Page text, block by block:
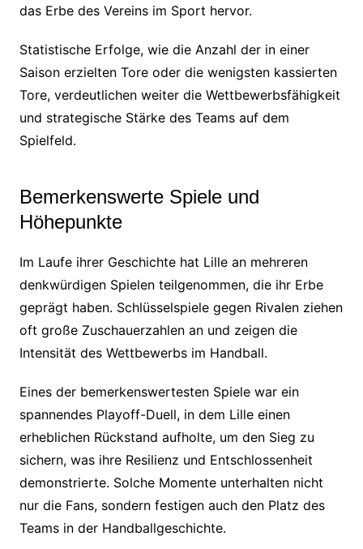
das Erbe des Vereins im Sport hervor.
Statistische Erfolge, wie die Anzahl der in einer
Saison erzielten Tore oder die wenigsten kassierten
Tore, verdeutlichen weiter die Wettbewerbsfähigkeit
und strategische Stärke des Teams auf dem
Spielfeld.
Bemerkenswerte Spiele und
Höhepunkte
Im Laufe ihrer Geschichte hat Lille an mehreren
denkwürdigen Spielen teilgenommen, die ihr Erbe
geprägt haben. Schlüsselspiele gegen Rivalen ziehen
oft große Zuschauerzahlen an und zeigen die
Intensität des Wettbewerbs im Handball.
Eines der bemerkenswertesten Spiele war ein
spannendes Playoff-Duell, in dem Lille einen
erheblichen Rückstand aufholte, um den Sieg zu
sichern, was ihre Resilienz und Entschlossenheit
demonstrierte. Solche Momente unterhalten nicht
nur die Fans, sondern festigen auch den Platz des
Teams in der Handballgeschichte.